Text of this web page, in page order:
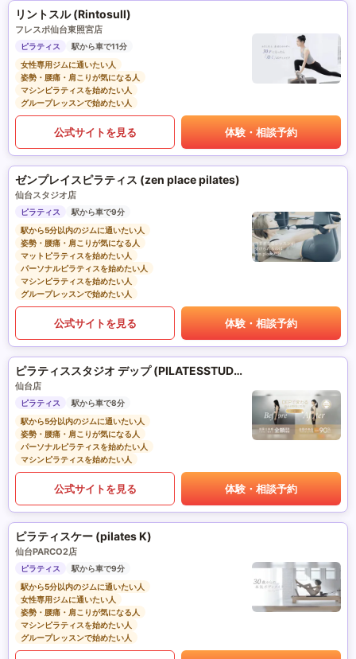
リントスル (Rintosull)
フレスポ仙台東照宮店
ピラティス
駅から車で11分
女性専用ジムに通いたい人
姿勢・腰痛・肩こりが気になる人
マシンピラティスを始めたい人
グループレッスンで始めたい人
公式サイトを見る 体験・相談予約
ゼンプレイスピラティス (zen place pilates)
仙台スタジオ店
ピラティス
駅から車で9分
駅から5分以内のジムに通いたい人
姿勢・腰痛・肩こりが気になる人
マットピラティスを始めたい人
パーソナルピラティスを始めたい人
マシンピラティスを始めたい人
グループレッスンで始めたい人
公式サイトを見る 体験・相談予約
ピラティススタジオ デップ (PILATESSTUDIO DEP)
仙台店
ピラティス
駅から車で8分
駅から5分以内のジムに通いたい人
姿勢・腰痛・肩こりが気になる人
パーソナルピラティスを始めたい人
マシンピラティスを始めたい人
公式サイトを見る 体験・相談予約
ピラティスケー (pilates K)
仙台PARCO2店
ピラティス
駅から車で9分
駅から5分以内のジムに通いたい人
女性専用ジムに通いたい人
姿勢・腰痛・肩こりが気になる人
マシンピラティスを始めたい人
グループレッスンで始めたい人